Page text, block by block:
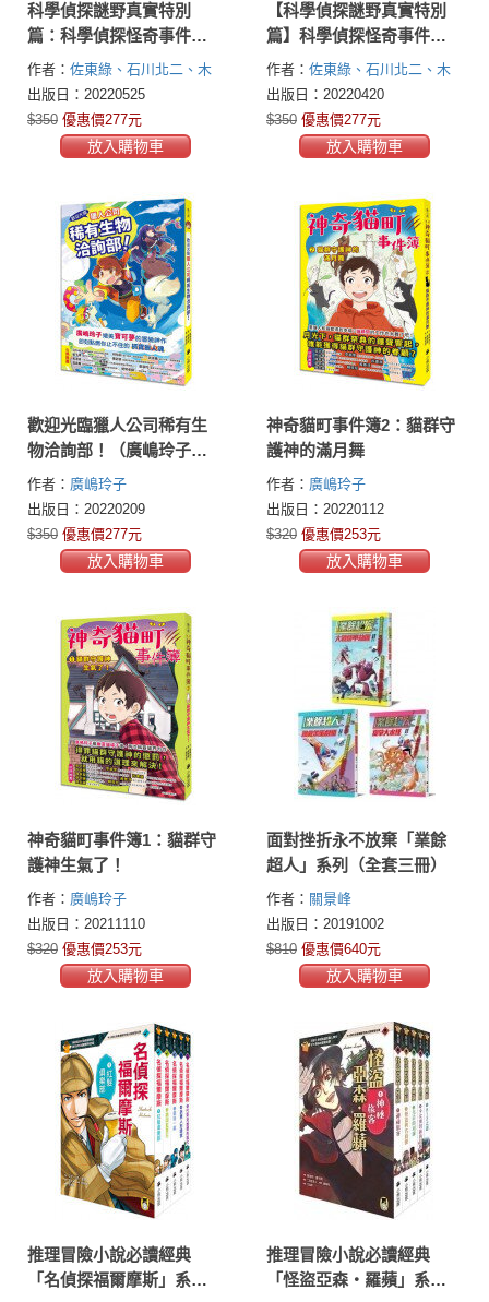
科學偵探謎野真實特別
篇：科學偵探怪奇事件檔
案2-外星人入侵之謎
作者： 佐東綠、石川北二、木
滝理真、田中智章
出版日：20220525
$350 優惠價277元
放入購物車
【科學偵探謎野真實特別
篇】科學偵探怪奇事件檔
案1：廢棄醫院的亡靈
作者： 佐東綠、石川北二、木
滝理真、田中智章
出版日：20220420
$350 優惠價277元
放入購物車
歡迎光臨獵人公司稀有生
物洽詢部！（廣嶋玲子媲
美寶可夢的冒險之作）
作者： 廣嶋玲子
出版日：20220209
$350 優惠價277元
放入購物車
神奇貓町事件簿2：貓群守
護神的滿月舞
作者： 廣嶋玲子
出版日：20220112
$320 優惠價253元
放入購物車
神奇貓町事件簿1：貓群守
護神生氣了！
作者： 廣嶋玲子
出版日：20211110
$320 優惠價253元
放入購物車
面對挫折永不放棄「業餘
超人」系列（全套三冊）
作者： 關景峰
出版日：20191002
$810 優惠價640元
放入購物車
推理冒險小說必讀經典
「名偵探福爾摩斯」系列
推理冒險小說必讀經典
「怪盜亞森‧羅蘋」系列